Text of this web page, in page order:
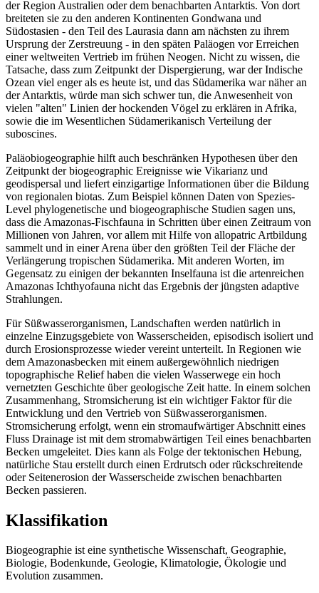
der Region Australien oder dem benachbarten Antarktis. Von dort
breiteten sie zu den anderen Kontinenten Gondwana und
Südostasien - den Teil des Laurasia dann am nächsten zu ihrem
Ursprung der Zerstreuung - in den späten Paläogen vor Erreichen
einer weltweiten Vertrieb im frühen Neogen. Nicht zu wissen, die
Tatsache, dass zum Zeitpunkt der Dispergierung, war der Indische
Ozean viel enger als es heute ist, und das Südamerika war näher an
der Antarktis, würde man sich schwer tun, die Anwesenheit von
vielen "alten" Linien der hockenden Vögel zu erklären in Afrika,
sowie die im Wesentlichen Südamerikanisch Verteilung der
suboscines.
Paläobiogeographie hilft auch beschränken Hypothesen über den
Zeitpunkt der biogeographic Ereignisse wie Vikarianz und
geodispersal und liefert einzigartige Informationen über die Bildung
von regionalen biotas. Zum Beispiel können Daten von Spezies-
Level phylogenetische und biogeographische Studien sagen uns,
dass die Amazonas-Fischfauna in Schritten über einen Zeitraum von
Millionen von Jahren, vor allem mit Hilfe von allopatric Artbildung
sammelt und in einer Arena über den größten Teil der Fläche der
Verlängerung tropischen Südamerika. Mit anderen Worten, im
Gegensatz zu einigen der bekannten Inselfauna ist die artenreichen
Amazonas Ichthyofauna nicht das Ergebnis der jüngsten adaptive
Strahlungen.
Für Süßwasserorganismen, Landschaften werden natürlich in
einzelne Einzugsgebiete von Wasserscheiden, episodisch isoliert und
durch Erosionsprozesse wieder vereint unterteilt. In Regionen wie
dem Amazonasbecken mit einem außergewöhnlich niedrigen
topographische Relief haben die vielen Wasserwege ein hoch
vernetzten Geschichte über geologische Zeit hatte. In einem solchen
Zusammenhang, Stromsicherung ist ein wichtiger Faktor für die
Entwicklung und den Vertrieb von Süßwasserorganismen.
Stromsicherung erfolgt, wenn ein stromaufwärtiger Abschnitt eines
Fluss Drainage ist mit dem stromabwärtigen Teil eines benachbarten
Becken umgeleitet. Dies kann als Folge der tektonischen Hebung,
natürliche Stau erstellt durch einen Erdrutsch oder rückschreitende
oder Seitenerosion der Wasserscheide zwischen benachbarten
Becken passieren.
Klassifikation
Biogeographie ist eine synthetische Wissenschaft, Geographie,
Biologie, Bodenkunde, Geologie, Klimatologie, Ökologie und
Evolution zusammen.